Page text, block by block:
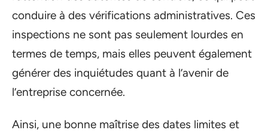
conduire à des vérifications administratives. Ces
inspections ne sont pas seulement lourdes en
termes de temps, mais elles peuvent également
générer des inquiétudes quant à l’avenir de
l’entreprise concernée.
Ainsi, une bonne maîtrise des dates limites et